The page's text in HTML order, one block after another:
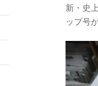
新・史
ップ号